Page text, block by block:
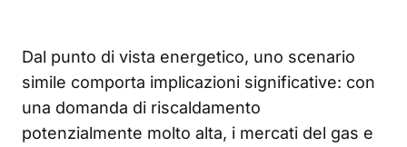
Dal punto di vista energetico, uno scenario
simile comporta implicazioni significative: con
una domanda di riscaldamento
potenzialmente molto alta, i mercati del gas e